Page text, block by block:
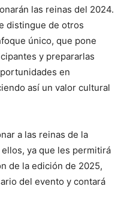
las reinas del 2024.
distingue de otros
único, que pone
y prepararlas
en
así un valor cultural
a las reinas de la
ya que les permitirá
de la edición de 2025,
del evento y contará